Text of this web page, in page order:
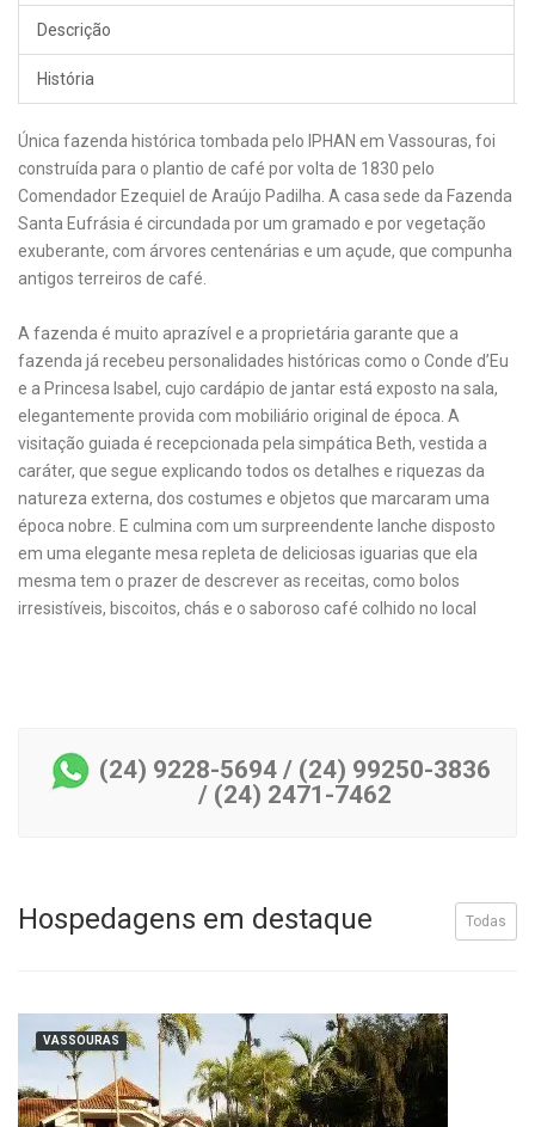
Descrição
História
Única fazenda histórica tombada pelo IPHAN em Vassouras, foi
construída para o plantio de café por volta de 1830 pelo
Comendador Ezequiel de Araújo Padilha. A casa sede da Fazenda
Santa Eufrásia é circundada por um gramado e por vegetação
exuberante, com árvores centenárias e um açude, que compunha
antigos terreiros de café.
A fazenda é muito aprazível e a proprietária garante que a
fazenda já recebeu personalidades históricas como o Conde d’Eu
e a Princesa Isabel, cujo cardápio de jantar está exposto na sala,
elegantemente provida com mobiliário original de época. A
visitação guiada é recepcionada pela simpática Beth, vestida a
caráter, que segue explicando todos os detalhes e riquezas da
natureza externa, dos costumes e objetos que marcaram uma
época nobre. E culmina com um surpreendente lanche disposto
em uma elegante mesa repleta de deliciosas iguarias que ela
mesma tem o prazer de descrever as receitas, como bolos
irresistíveis, biscoitos, chás e o saboroso café colhido no local
(24) 9228-5694 / (24) 99250-3836
/ (24) 2471-7462
Todas
Hospedagens em destaque
VASSOURAS